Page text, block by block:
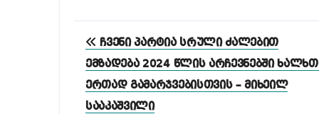
პოსტის
ნავიგაცია
ჩვენი პარტია სრული ძალებით
ემზადება 2024 წლის არჩევნებში
ერთად გამარჯვებისთვის – მიხეილ
სააკაშვილი